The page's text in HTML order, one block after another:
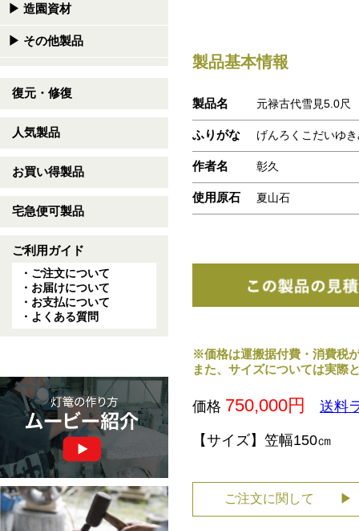
▶ 造園資材
▶ その他製品
復元・修復
人気製品
お買い得製品
宅急便可製品
ご利用ガイド
・ご注文について
・お届けについて
・お支払について
・よくある質問
製品基本情報
製品名 元禄古代雪見5.0
ふりがな げんろくこだいゆ
作者名 彰久
使用原石 夏山石
※価格は運搬据付費・消費税
また、サイズについては実際
価格 750,000円 送料
【サイズ】 笠幅150㎝
ご注文に関して ▶